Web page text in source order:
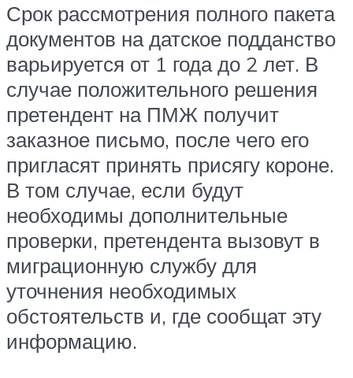
Срок рассмотрения полного пакета
документов на датское подданство
варьируется от 1 года до 2 лет. В
случае положительного решения
претендент на ПМЖ получит
заказное письмо, после чего его
пригласят принять присягу короне.
В том случае, если будут
необходимы дополнительные
проверки, претендента вызовут в
миграционную службу для
уточнения необходимых
обстоятельств и, где сообщат эту
информацию.